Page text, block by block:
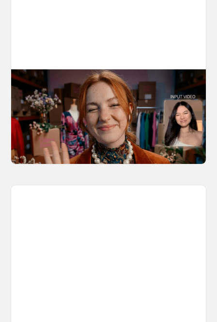
10 Types of Videos You Can Create with
Kling 3.0 Motion Control
Discover 10 video types you can create using
Kling 3.0 Motion Control on OpenArt, from
marketing to storytelling with amazingly
consistent motion and identity.
March 20, 2026